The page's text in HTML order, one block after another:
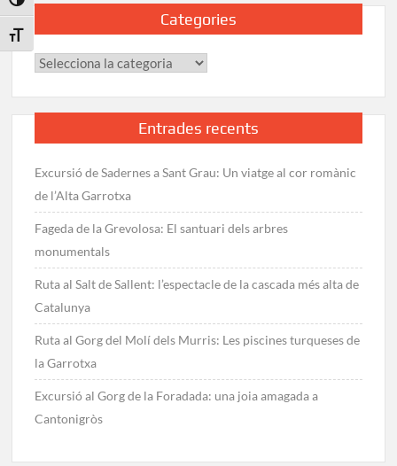
Toggle Font size
Categories
Categories
Entrades recents
Excursió de Sadernes a Sant Grau: Un viatge al cor romànic
de l’Alta Garrotxa
Fageda de la Grevolosa: El santuari dels arbres
monumentals
Ruta al Salt de Sallent: l’espectacle de la cascada més alta de
Catalunya
Ruta al Gorg del Molí dels Murris: Les piscines turqueses de
la Garrotxa
Excursió al Gorg de la Foradada: una joia amagada a
Cantonigròs